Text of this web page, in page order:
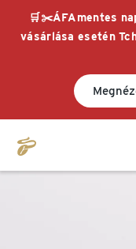
🛒✂️ÁFAmentes
vásárlása esetén